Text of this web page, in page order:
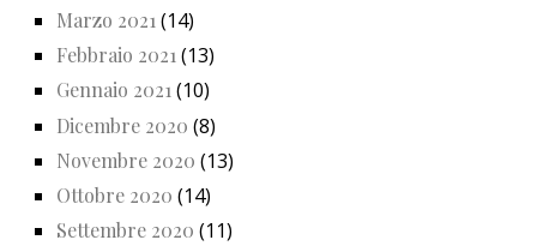
Marzo 2021 (14)
Febbraio 2021(13)
Gennaio 2021(10)
Dicembre 2020 (8)
Novembre 2020 (13)
Ottobre 2020 (14)
Settembre 2020 (11)